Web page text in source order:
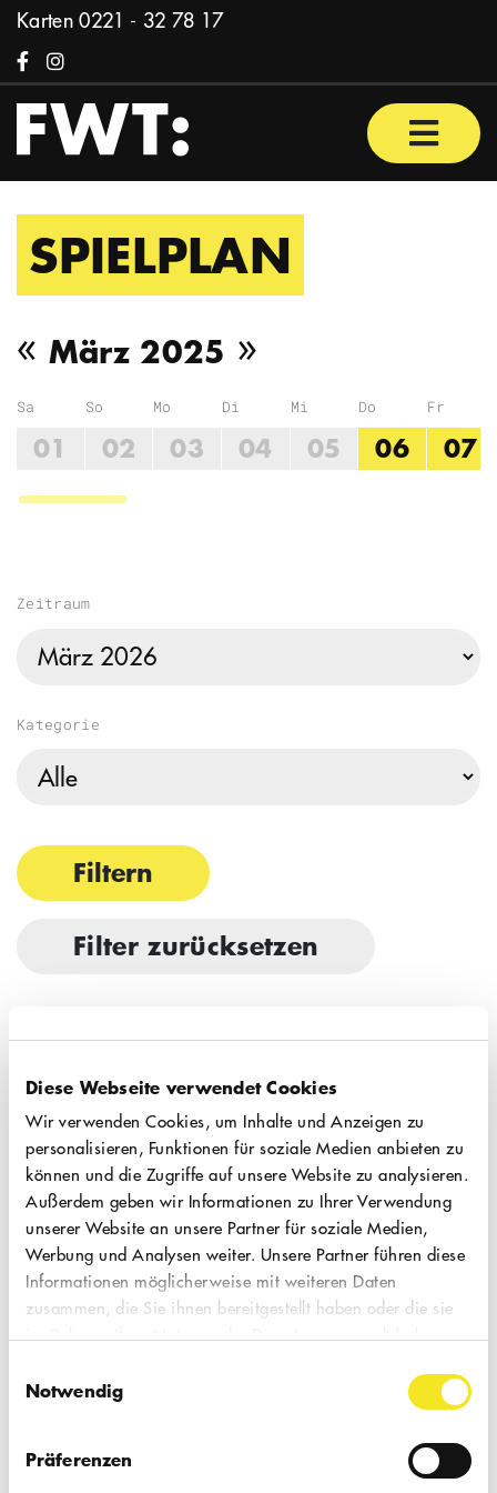
Diese Webseite verwendet Cookies
Wir verwenden Cookies, um Inhalte und Anzeigen zu
personalisieren, Funktionen für soziale Medien anbieten zu
können und die Zugriffe auf unsere Website zu analysieren.
Außerdem geben wir Informationen zu Ihrer Verwendung
unserer Website an unsere Partner für soziale Medien,
Werbung und Analysen weiter. Unsere Partner führen diese
Informationen möglicherweise mit weiteren Daten
zusammen, die Sie ihnen bereitgestellt haben oder die sie
im Rahmen Ihrer Nutzung der Dienste gesammelt haben.
Notwendig
Präferenzen
Zum Inhalt springen
Karten0221 - 32 78 17
FacebookInstagram
SPIELPLAN
Vorheriger Monat
« März 2025 Nächster
»
Sa
01
So
02
Mo
03
Di
04
Mi
05
Do
06
Fr
07
Zeitraum
Kategorie
Filtern
Filter zurücksetzen
09.03.2025
So, 18:00 Uhr
MUTTER*SEIN. EINE
VIELSTIMMIGE SAMMLUNG
Installation| "Muttersein" ist eine
entgrenzende Erfahrung: körperlich und
emotional. Hinzu kommt die Konfrontation
mit gesellschaftlichen Barrieren. Im
diversen Erfahrungen von Frauen*